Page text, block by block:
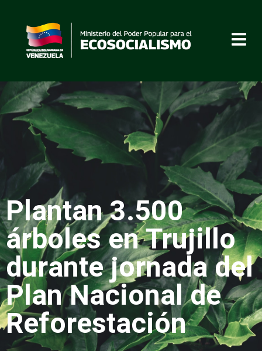
Plantan 3.500
árboles en Trujillo
durante jornada del
Plan Nacional de
Reforestación